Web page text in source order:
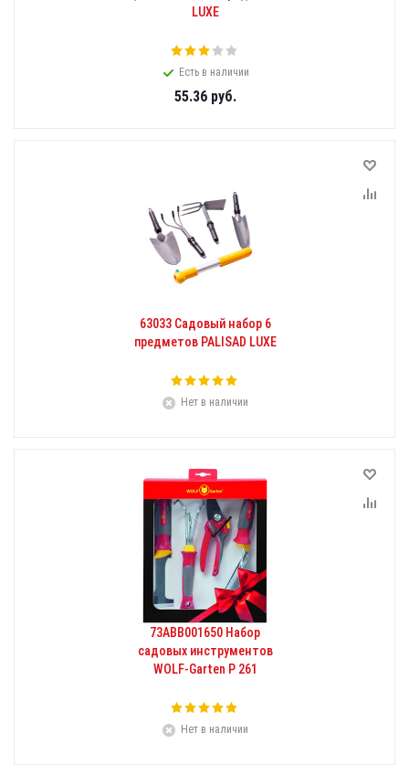
LUXE
Есть в наличии
55.36руб.
63033 Садовый набор 6
предметов PALISAD LUXE
Нет в наличии
73ABB001650 Набор
садовых инструментов
WOLF-Garten P 261
Нет в наличии